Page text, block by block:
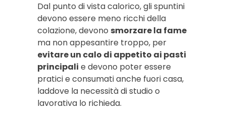
Dal punto di vista calorico, gli spuntini
devono essere meno ricchi della
colazione, devono smorzare la fame
ma non appesantire troppo, per
evitare un calo di appetito ai pasti
principali e devono poter essere
pratici e consumati anche fuori casa,
laddove la necessità di studio o
lavorativa lo richieda.